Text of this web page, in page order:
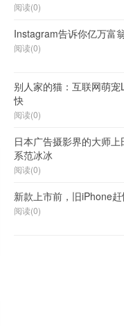
阅读(0)
Instagram告诉你亿万富
阅读(0)
别人家的猫：互联网萌
快
阅读(0)
日本广告摄影界的大师
系范冰冰
阅读(0)
新款上市前，旧iPhone
阅读(0)